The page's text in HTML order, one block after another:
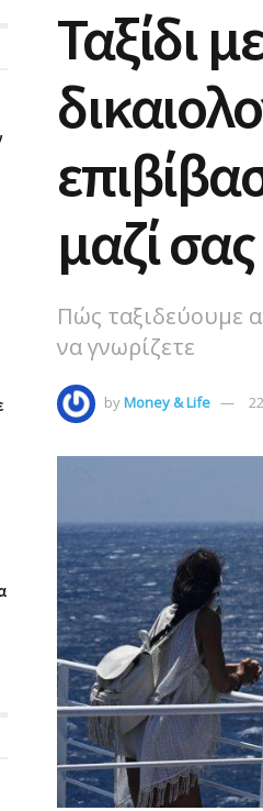
Ταξίδι
μαζί σας
Πώς ταξιδεύουμε
να γνωρίζετε
byMoney & Life